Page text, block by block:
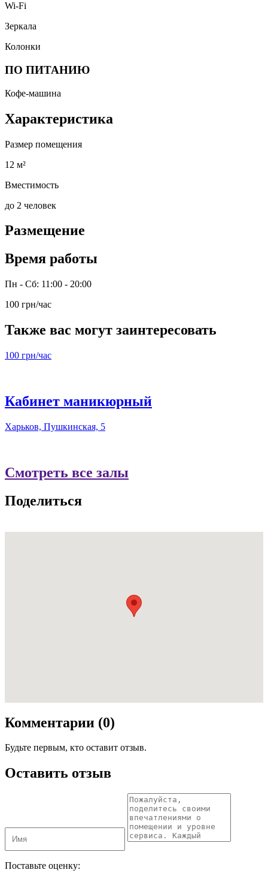
Wi-Fi
Зеркала
Колонки
ПО ПИТАНИЮ
Кофе-машина
Характеристика
Размер помещения
12 м²
Вместимость
до 2 человек
Размещение
Время работы
Пн - Сб: 11:00 - 20:00
100 грн/час
Также вас могут заинтересовать
100 грн/час
Кабинет маникюрный
Харьков, Пушкинская, 5
Смотреть все залы
Поделиться
Комментарии (0)
Будьте первым, кто оставит отзыв.
Оставить отзыв
Поставьте оценку: